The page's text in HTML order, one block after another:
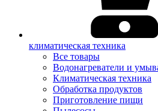
климатическая техника
Все товары
Водонагреватели и
Климатическая техника
Обработка продуктов
Приготовление пищи